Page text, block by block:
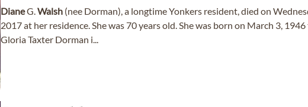
DianeG.Walsh (nee Dorman), a longtime Yonkers resident, died on
2017 at her residence. She was 70 years old. She was born on March 3,
Gloria Taxter Dorman i...